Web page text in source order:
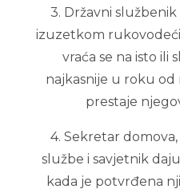
3. Državni službenik
izuzetkom
vraća se na isto ili
najkasnije u roku od
prestaje
4. Sekretar
službe i savjetnik
kada je potvrđena